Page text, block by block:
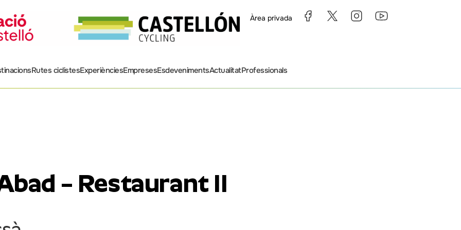
Àrea privada
Rutes ciclistesExperiènciesEmpresesEsdevenimentsActualitatProfessionals
– Restaurant II